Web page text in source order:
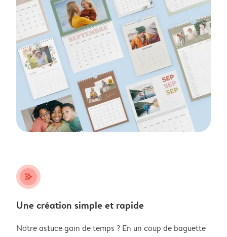
stars_plus
Une création simple et rapide
Notre astuce gain de temps ? En un coup de baguette